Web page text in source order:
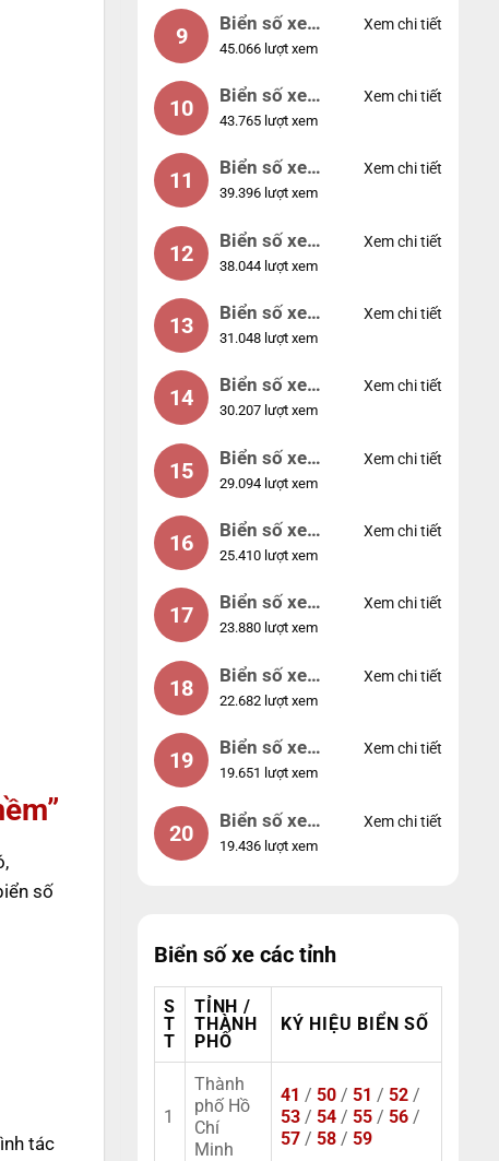
số
tác
9
Biển số xe
55555
45.066 lượt xem
Xem chi tiết
10
Biển số xe
56789
43.765 lượt xem
Xem chi tiết
11
Biển số xe
01234
39.396 lượt xem
Xem chi tiết
12
Biển số xe
33333
38.044 lượt xem
Xem chi tiết
13
Biển số xe
22222
31.048 lượt xem
Xem chi tiết
14
Biển số xe
14953
30.207 lượt xem
Xem chi tiết
15
Biển số xe
24953
29.094 lượt xem
Xem chi tiết
16
Biển số xe
49053
25.410 lượt xem
Xem chi tiết
17
Biển số xe
44953
23.880 lượt xem
Xem chi tiết
18
Biển số xe
74953
22.682 lượt xem
Xem chi tiết
19
Biển số xe
99998
19.651 lượt xem
Xem chi tiết
20
Biển số xe
25525
19.436 lượt xem
Xem chi tiết
Biển số xe các tỉnh
S
T
T
TỈNH /
THÀNH
PHỐ
KÝ HIỆU BIỂN SỐ
1
Thành
phố Hồ
Chí
Minh
41 / 50 / 51 / 52 /
53 / 54 / 55 / 56 /
57 / 58 / 59